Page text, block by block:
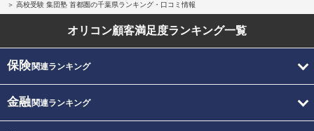
高校受験 集団塾 首都圏の千葉県ランキング・口コミ情報
オリコン顧客満足度ランキング一覧
保険関連ランキング
金融関連ランキング